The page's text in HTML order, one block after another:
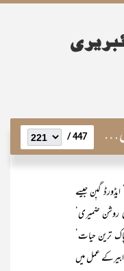
447 /
گبِن جیسے
ضمیری‘
ترین حیات‘
عمل میں